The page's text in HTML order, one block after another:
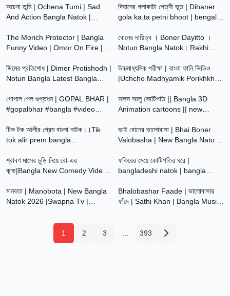
Rani ।
অচেনা তুমি | Ochena Tumi | Sad
And Action Bangla Natok |
দিহানের গলাকাটা পেত্নী ভূত | Dihaner
gola ka.ta petni bhoot | bengali
22:14
The Morich Protector | Bangla
Funny Video | Omor On Fire |
13:49
বোনের দায়িত্ব । Boner Dayitto ।
Notun Bangla Natok। Rakhi
Latest Video
15:22
ডিমের প্রতিশোধ | Dimer Protishodh |
Notun Bangla Latest Bangla
18:11
উচ্চমাধ্যমিক পরীক্ষা | বাংলা ফানি ভিডিও
|Uchcho Madhyamik Porikhkha |
20:52
গোপাল পেল গুপ্তধন | GOPAL BHAR |
#gopalbhar #bangla #video
6:51
অলস আলু কোটিপতি || Bangla 3D
Animation cartoons || new
19:30
টিক টক আলীর প্রেম বাংলা নাটক।।Tik
tok alir prem bangla
21:34
ভাই বোনের ভালোবাসা | Bhai Boner
Valobasha | New Bangla Natok
শ্রাবণ মাসের চুড়ি নিয়ে বৌ-এর
কান্ড|Bangla New Comedy Video
48:04
ফকিরের মেয়ে কোটিপতির ঘরে |
bangladeshi natok | bangla
Natok 2026 | MEDIA
28:34
মানবতা | Manobota | New Bangla
Natok 2026 |Swapna Tv |
3:38
Bhalobashar Faade | ভালোবাসার
ফাঁদে | Sathi Khan | Bangla Music
1 2 3 393